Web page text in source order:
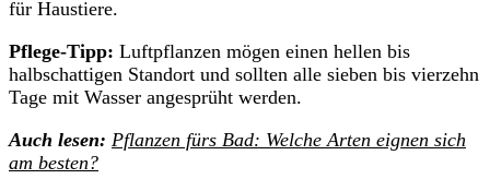
für Haustiere.
Pflege-Tipp: Luftpflanzen mögen einen hellen bis
halbschattigen Standort und sollten alle sieben bis vierzehn
Tage mit Wasser angesprüht werden.
Auch lesen: Pflanzen fürs Bad: Welche Arten eignen sich
am besten?